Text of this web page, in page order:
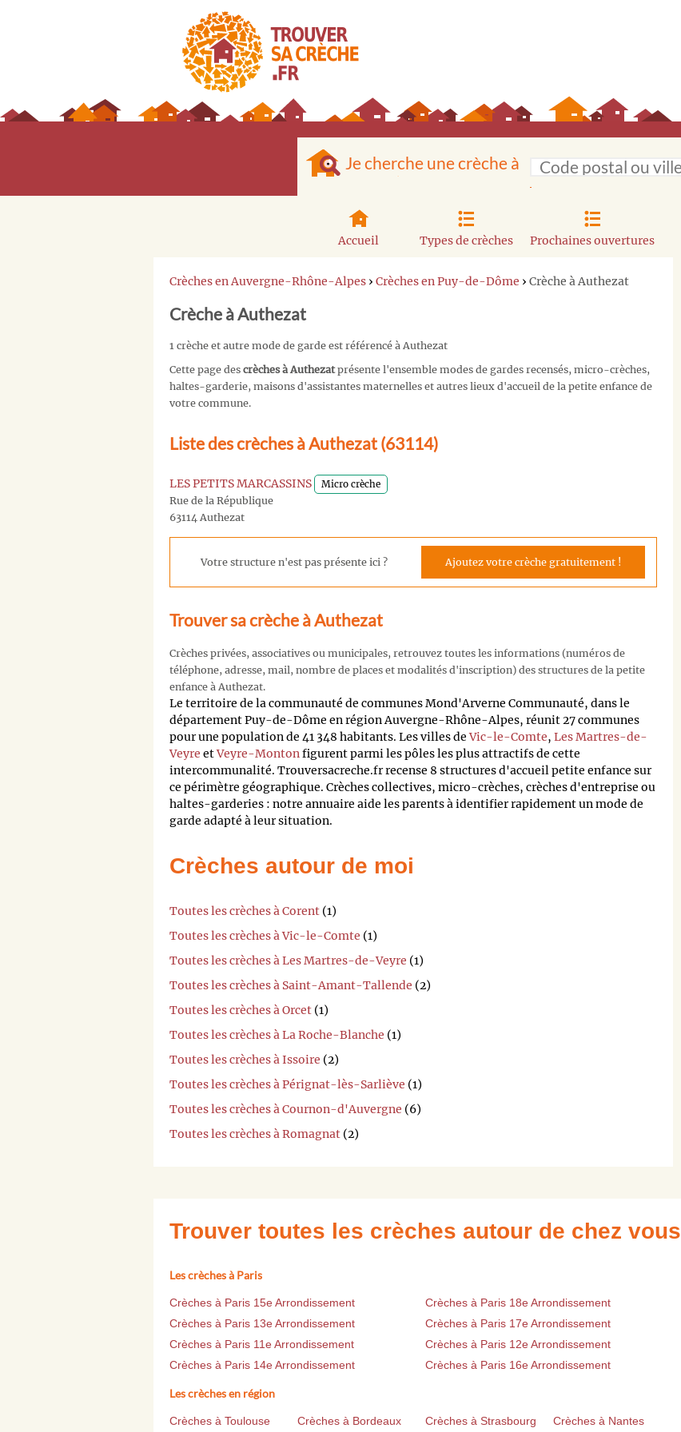
Je cherche une crèche à
Accueil Types de crèches Prochaines ouvertures
Crèches en Auvergne-Rhône-Alpes › Crèches en Puy-de-Dôme › Crèche à Authezat
Crèche à Authezat
1 crèche et autre mode de garde est référencé à Authezat
Cette page des crèches à Authezatprésente l'ensemble modes de gardes recensés, micro-crèches,
haltes-garderie, maisons d'assistantes maternelles et autres lieux d'accueil de la petite enfance de
votre commune.
Liste des crèches à Authezat (63114)
LES PETITS MARCASSINS Micro crèche
Rue de la République
63114 Authezat
Votre structure n'est pas présente ici ? Ajoutez votre crèche gratuitement !
Trouver sa crèche à Authezat
Crèches privées, associatives ou municipales, retrouvez toutes les informations (numéros de
téléphone, adresse, mail, nombre de places et modalités d'inscription) des structures de la petite
enfance à Authezat.
Le territoire de la communauté de communes Mond'Arverne Communauté, dans le
département Puy-de-Dôme en région Auvergne-Rhône-Alpes, réunit 27 communes
pour une population de 41 348 habitants. Les villes deVic-le-Comte, Les Martres-de-
Veyre etVeyre-Montonfigurent parmi les pôles les plus attractifs de cette
intercommunalité. Trouversacreche.fr recense 8 structures d'accueil petite enfance sur
ce périmètre géographique. Crèches collectives, micro-crèches, crèches d'entreprise ou
haltes-garderies : notre annuaire aide les parents à identifier rapidement un mode de
garde adapté à leur situation.
Crèches autour de moi
Toutes les crèches à Corent (1)
Toutes les crèches à Vic-le-Comte (1)
Toutes les crèches à Les Martres-de-Veyre (1)
Toutes les crèches à Saint-Amant-Tallende (2)
Toutes les crèches à Orcet (1)
Toutes les crèches à La Roche-Blanche (1)
Toutes les crèches à Issoire (2)
Toutes les crèches à Pérignat-lès-Sarliève (1)
Toutes les crèches à Cournon-d'Auvergne (6)
Toutes les crèches à Romagnat (2)
Trouver toutes les crèches autour de chez vous
Les crèches à Paris
Crèches à Paris 15e Arrondissement
Crèches à Paris 18e Arrondissement
Crèches à Paris 13e Arrondissement
Crèches à Paris 17e Arrondissement
Crèches à Paris 11e Arrondissement
Crèches à Paris 12e Arrondissement
Crèches à Paris 14e Arrondissement
Crèches à Paris 16e Arrondissement
Les crèches en région
Crèches à Toulouse Crèches à Bordeaux Crèches à Strasbourg
Crèches à Nantes